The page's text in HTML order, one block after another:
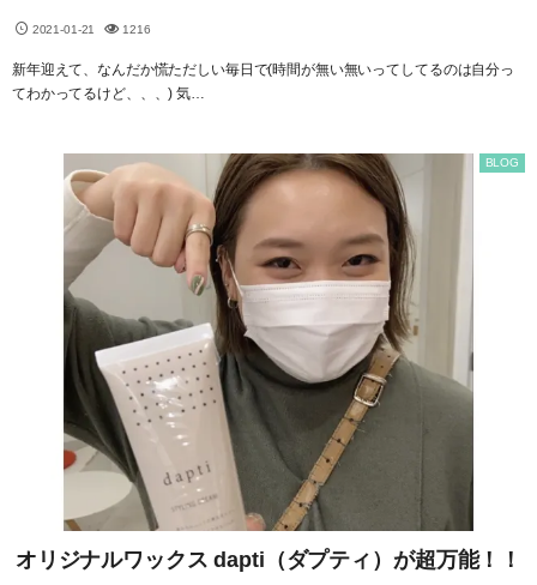
2021-01-21 1216
新年迎えて、なんだか慌ただしい毎日で(時間が無い無いってしてるのは自分っ
てわかってるけど、、、) 気…
オリジナルワックス dapti（ダプティ）が超万能！！
BLOG